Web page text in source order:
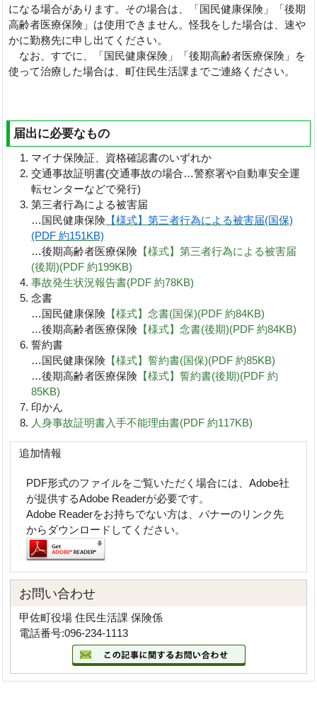
になる場合があります。その場合は、「国民健康保険」「後期
高齢者医療保険」は使用できません。怪我をした場合は、速や
かに勤務先に申し出てください。
なお、すでに、「国民健康保険」「後期高齢者医療保険」を
使って治療した場合は、町住民生活課までご連絡ください。
届出に必要なもの
マイナ保険証、資格確認書のいずれか
交通事故証明書(交通事故の場合…警察署や自動車安全運
転センターなどで発行)
第三者行為による被害届
…国民健康保険 【様式】第三者行為による被害届(国保)
(PDF 約151KB)
…後期高齢者医療保険 【様式】第三者行為による被害届
(後期)(PDF 約199KB)
事故発生状況報告書(PDF 約78KB)
念書
…国民健康保険 【様式】念書(国保)(PDF 約84KB)
…後期高齢者医療保険 【様式】念書(後期)(PDF 約84KB)
誓約書
…国民健康保険 【様式】誓約書(国保)(PDF 約85KB)
…後期高齢者医療保険 【様式】誓約書(後期)(PDF 約
85KB)
印かん
人身事故証明書入手不能理由書(PDF 約117KB)
追加情報
PDF形式のファイルをご覧いただく場合には、Adobe社
が提供するAdobe Readerが必要です。
Adobe Readerをお持ちでない方は、バナーのリンク先
からダウンロードしてください。
お問い合わせ
甲佐町役場 住民生活課 保険係
電話番号:096-234-1113